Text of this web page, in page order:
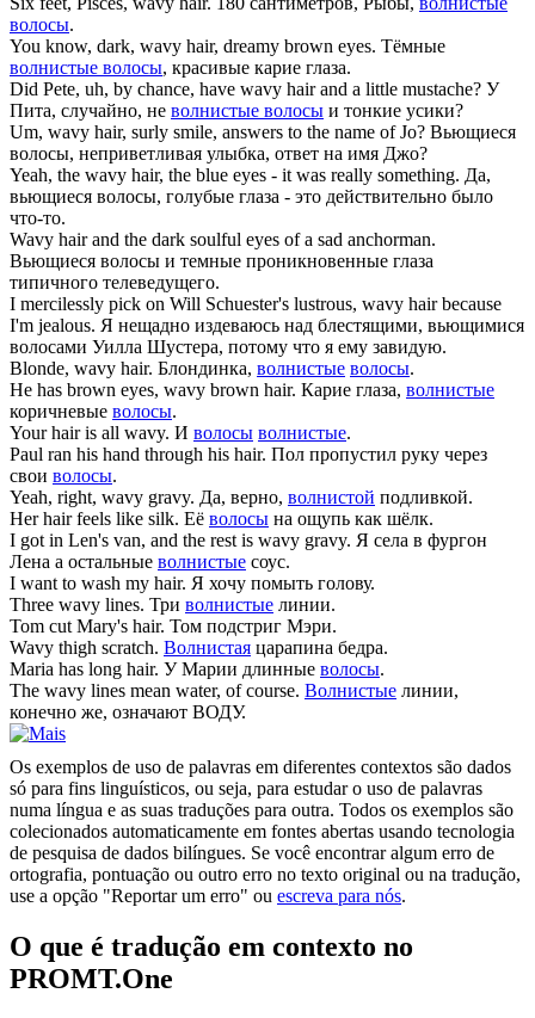
волосы.
You know, dark, wavy hair, dreamy brown eyes. Тёмные
волнистые волосы, красивые карие глаза.
Did Pete, uh, by chance, have wavy hairand a little mustache? У
Пита, случайно, не волнистые волосы и тонкие усики?
Um, wavy hair, surly smile, answers to the name of Jo? Вьющиеся
волосы, неприветливая улыбка, ответ на имя Джо?
Yeah, the wavy hair, the blue eyes - it was really something. Да,
вьющиеся волосы, голубые глаза - это действительно было
что-то.
Wavy hairand the dark soulful eyes of a sad anchorman.
Вьющиеся волосы и темные проникновенные глаза
типичного телеведущего.
I mercilessly pick on Will Schuester's lustrous, wavy hairbecause
I'm jealous. Я нещадно издеваюсь над блестящими, вьющимися
волосами Уилла Шустера, потому что я ему завидую.
Blonde, wavy hair. Блондинка, волнистые волосы.
He has brown eyes, wavy brown hair. Карие глаза, волнистые
коричневые волосы.
Yourhairis all wavy. И волосы волнистые.
Paul ran his hand through his hair. Пол пропустил руку через
свои волосы.
Yeah, right, wavy gravy. Да, верно, волнистой подливкой.
Herhairfeels like silk. Её волосы на ощупь как шёлк.
I got in Len's van, and the rest is wavy gravy. Я села в фургон
Лена а остальные волнистые соус.
I want to wash my hair. Я хочу помыть голову.
Three wavy lines. Три волнистые линии.
Tom cut Mary's hair. Том подстриг Мэри.
Wavy thigh scratch. Волнистая царапина бедра.
Maria has long hair. У Марии длинные волосы.
The wavy lines mean water, of course. Волнистые линии,
конечно же, означают ВОДУ.
Os exemplos de uso de palavras em diferentes contextos são dados
só para fins linguísticos, ou seja, para estudar o uso de palavras
numa língua e as suas traduções para outra. Todos os exemplos são
colecionados automaticamente em fontes abertas usando tecnologia
de pesquisa de dados bilíngues. Se você encontrar algum erro de
ortografia, pontuação ou outro erro no texto original ou na tradução,
use a opção "Reportar um erro" ou escreva para nós.
O que é tradução em contexto no
PROMT.One